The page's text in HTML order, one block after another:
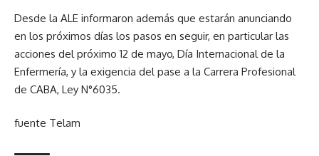
Desde la ALE informaron además que estarán anunciando
en los próximos días los pasos en seguir, en particular las
acciones del próximo 12 de mayo, Día Internacional de la
Enfermería, y la exigencia del pase a la Carrera Profesional
de CABA, Ley N°6035.
fuente Telam